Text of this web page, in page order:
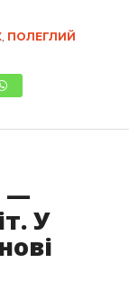
, ПОЛЕГЛИЙ
—
У